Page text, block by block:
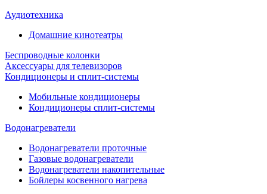
Аудиотехника
Домашние кинотеатры
Беспроводные колонки
Аксессуары для телевизоров
Кондиционеры и сплит-системы
Мобильные кондиционеры
Кондиционеры сплит-системы
Водонагреватели
Водонагреватели проточные
Газовые водонагреватели
Водонагреватели накопительные
Бойлеры косвенного нагрева